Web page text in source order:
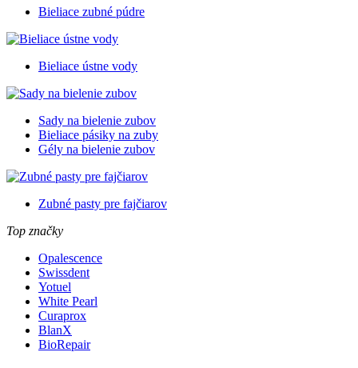
Bieliace zubné púdre
Bieliace ústne vody
Sady na bielenie zubov
Bieliace pásiky na zuby
Gély na bielenie zubov
Zubné pasty pre fajčiarov
Top značky
Opalescence
Swissdent
Yotuel
White Pearl
Curaprox
BlanX
BioRepair